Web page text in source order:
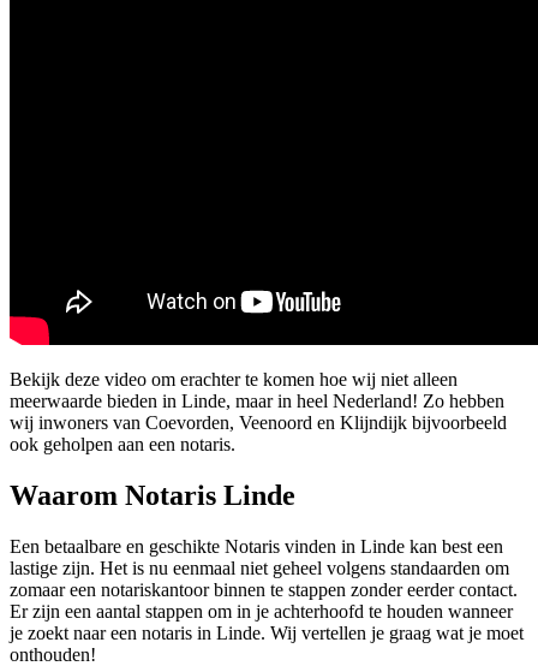
Bekijk deze video om erachter te komen hoe wij niet alleen
meerwaarde bieden in Linde, maar in heel Nederland! Zo hebben
wij inwoners van Coevorden, Veenoord en Klijndijk bijvoorbeeld
ook geholpen aan een notaris.
Waarom Notaris Linde
Een betaalbare en geschikte Notaris vinden in Linde kan best een
lastige zijn. Het is nu eenmaal niet geheel volgens standaarden om
zomaar een notariskantoor binnen te stappen zonder eerder contact.
Er zijn een aantal stappen om in je achterhoofd te houden wanneer
je zoekt naar een notaris in Linde. Wij vertellen je graag wat je moet
onthouden!